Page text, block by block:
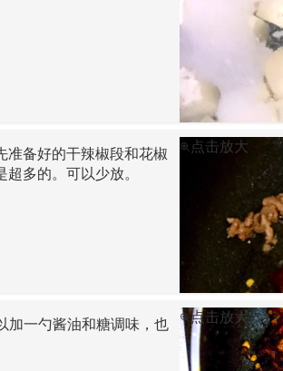
准备好的干辣椒段和花椒
多的。可以少放。
点击放大
加一勺酱油和糖调味，也
点击放大